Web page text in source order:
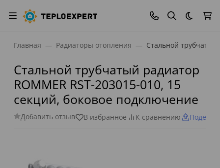
Темная
Главная Радиаторы отопления Стальной трубчатый
Стальной трубчатый радиатор
ROMMER RST-203015-010, 15
секций, боковое подключение
Добавить отзыв В избранное К сравнению